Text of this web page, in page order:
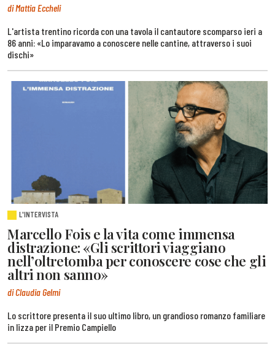
di Mattia Eccheli
L'artista trentino ricorda con una tavola il cantautore scomparso ieri a
86 anni: «Lo imparavamo a conoscere nelle cantine, attraverso i suoi
dischi»
L'INTERVISTA
Marcello Fois e la vita come immensa
distrazione: «Gli scrittori viaggiano
nell’oltretomba per conoscere cose che gli
altri non sanno»
di Claudia Gelmi
Lo scrittore presenta il suo ultimo libro, un grandioso romanzo familiare
in lizza per il Premio Campiello